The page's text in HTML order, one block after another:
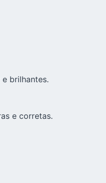
brilhantes.
e corretas.